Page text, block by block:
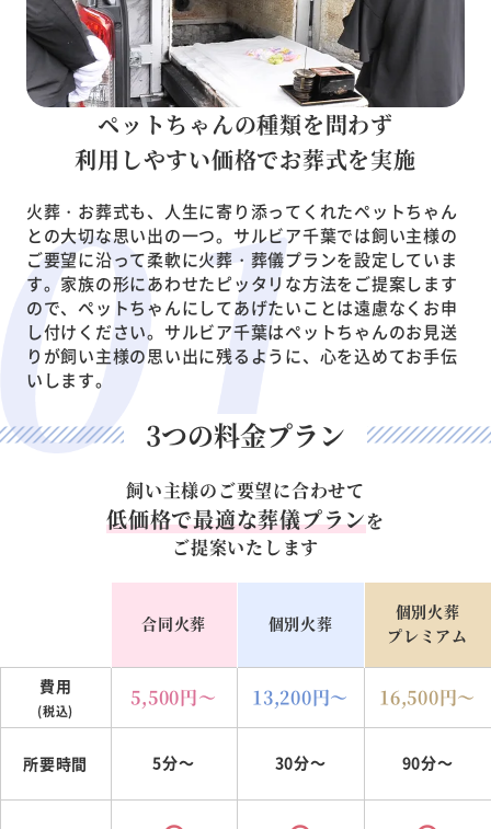
ペットちゃんの種類を問わず
利用しやすい価格でお葬式を実施
火葬・お葬式も、人生に寄り添ってくれたペットちゃん
との大切な思い出の一つ。サルビア千葉では飼い主様の
ご要望に沿って柔軟に火葬・葬儀プランを設定していま
す。家族の形にあわせたピッタリな方法をご提案します
ので、ペットちゃんにしてあげたいことは遠慮なくお申
し付けください。サルビア千葉はペットちゃんのお見送
りが飼い主様の思い出に残るように、心を込めてお手伝
いします。
3つの料金プラン
飼い主様のご要望に合わせて
低価格で最適な葬儀プランを
ご提案いたします
合同火葬 個別火葬
個別火葬
プレミアム
費用
(税込)
5,500円～ 13,200円～ 16,500円～
所要時間 5分～ 30分～ 90分～